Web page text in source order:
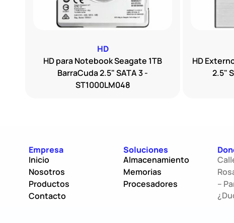
HD
2.5"
HD
HD para Notebook Seagate 1TB
BarraCuda 2.5" SATA 3 -
ST1000LM048
Empresa
Inicio
Nosotros
Productos
Contacto
Soluciones
Almacenamiento
Memorias
Procesadores
–